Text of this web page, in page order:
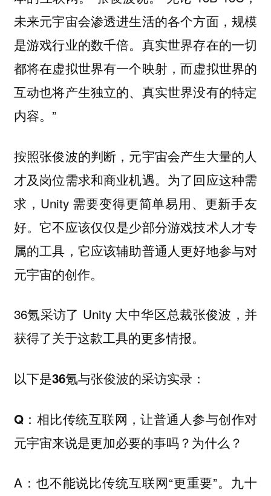
未来元宇宙会渗透进生活的各个方面，规模
是游戏行业的数千倍。真实世界存在的一切
都将在虚拟世界有一个映射，而虚拟世界的
互动也将产生独立的、真实世界没有的特定
内容。”
按照张俊波的判断，元宇宙会产生大量的人
才及岗位需求和商业机遇。为了回应这种需
求，Unity 需要变得更简单易用、更新手友
好。它不应该仅仅是少部分游戏技术人才专
属的工具，它应该辅助普通人更好地参与对
元宇宙的创作。
36氪采访了 Unity 大中华区总裁张俊波，并
获得了关于这款工具的更多情报。
以下是36氪与张俊波的采访实录：
Q：相比传统互联网，让普通人参与创作对
元宇宙来说是更加必要的事吗？为什么？
A：也不能说比传统互联网“更重要”。九十